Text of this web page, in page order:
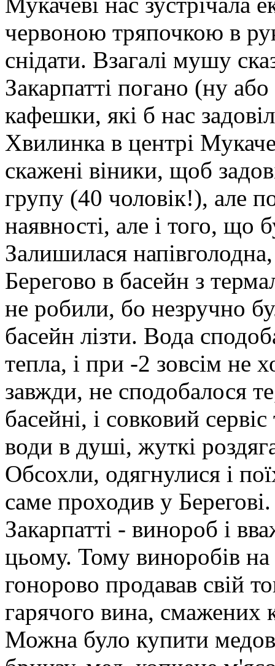
червоною тряпочкою в
снідати. Взагалі мушу
Закарпатті погано (ну
кафешки, які б нас
Хвилинка в центрі
скажені віники, щоб
групу (40 чоловік!), але
наявності, але і того, що
Залишилася
Берегово в басейн з
не робили, бо незручно
басейн лізти. Вода
тепла, і при -2 зовсім не
завжди, не сподобалося
басейні, і совковий
води в душі, жуткі
Обсохли, одягнулися і
саме проходив у
Закарпатті - винороб і
цьому. Тому виноробів на
гонорово продавав свій
гарячого вина, смажених
Можна було купити